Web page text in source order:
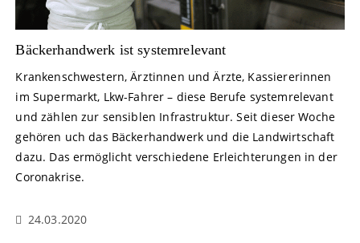
Bäckerhandwerk ist systemrelevant
Krankenschwestern, Ärztinnen und Ärzte, Kassiererinnen
im Supermarkt, Lkw-Fahrer – diese Berufe systemrelevant
und zählen zur sensiblen Infrastruktur. Seit dieser Woche
gehören uch das Bäckerhandwerk und die Landwirtschaft
dazu. Das ermöglicht verschiedene Erleichterungen in der
Coronakrise.
24.03.2020